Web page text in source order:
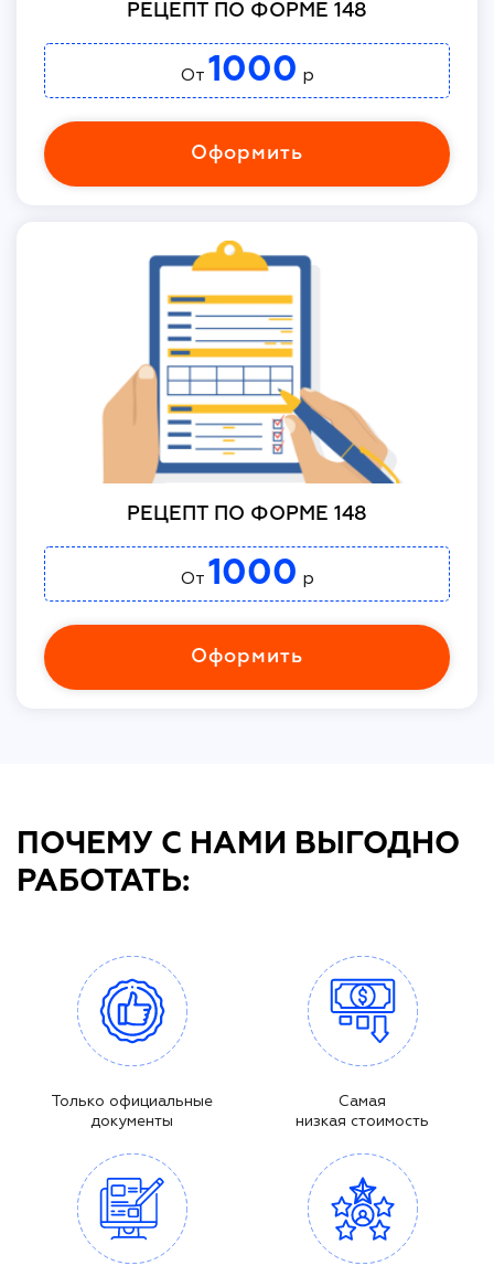
РЕЦЕПТ ПО ФОРМЕ 148
От 1000 р
Оформить
РЕЦЕПТ ПО ФОРМЕ 148
От 1000 р
Оформить
ПОЧЕМУ С НАМИ ВЫГОДНО
РАБОТАТЬ:
Только официальные
документы
Самая
низкая стоимость